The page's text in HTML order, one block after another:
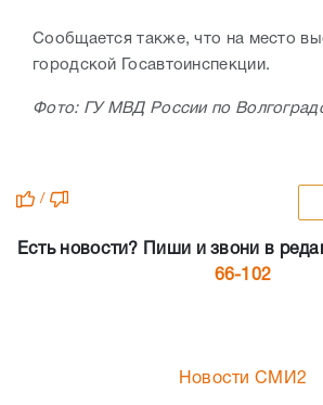
Сообщается также, что на место
городской Госавтоинспекции.
Фото: ГУ МВД России по
/
Есть новости? Пиши и звони в
66-102
Новости СМИ2